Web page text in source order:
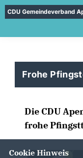
CDU Gemeindeverband
Frohe
Die CDU
frohe
Cookie Hinweis